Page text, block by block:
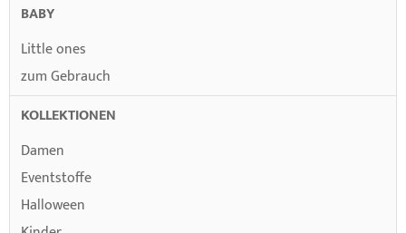
BABY
Little ones
zum Gebrauch
KOLLEKTIONEN
Damen
Eventstoffe
Halloween